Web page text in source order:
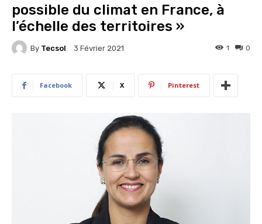
possible du climat en France, à
l’échelle des territoires »
By Tecsol 3 Février 2021 0
1
Facebook X Pinterest